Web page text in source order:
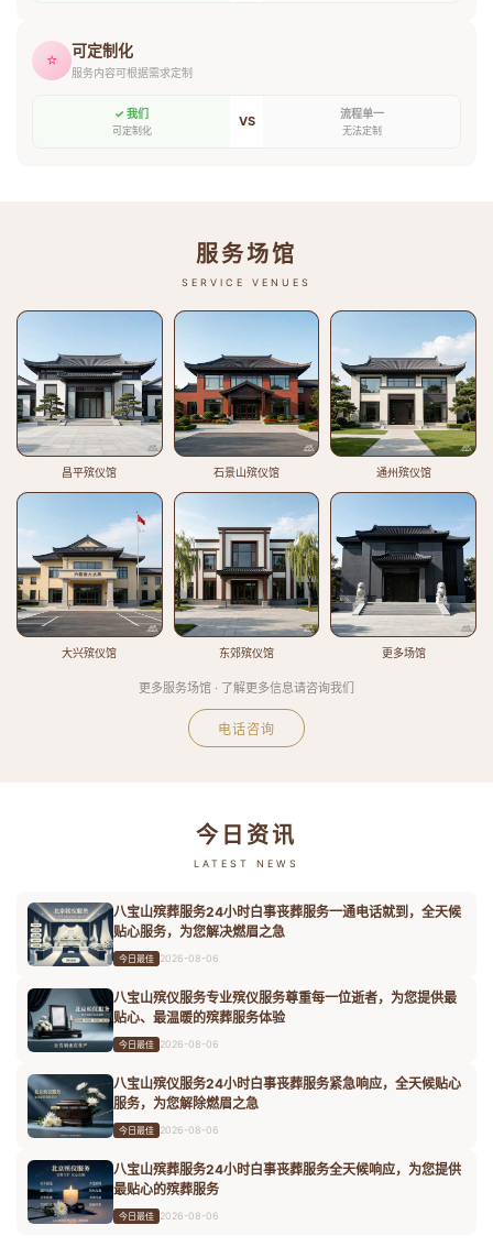
⭐ 可定制化
服务内容可根据需求定制
✓ 我们
可定制化
VS 流程单一
无法定制
服务场馆
SERVICE VENUES
昌平殡仪馆 石景山殡仪馆 通州殡仪馆
大兴殡仪馆 东郊殡仪馆 更多场馆
更多服务场馆 · 了解更多信息请咨询我们
电话咨询
今日资讯
LATEST NEWS
八宝山殡葬服务24小时白事丧葬服务一通电话就到，全天候
贴心服务，为您解决燃眉之急
今日最佳 2026-08-06
八宝山殡仪服务专业殡仪服务尊重每一位逝者，为您提供最
贴心、最温暖的殡葬服务体验
今日最佳 2026-08-06
八宝山殡仪服务24小时白事丧葬服务紧急响应，全天候贴心
服务，为您解除燃眉之急
今日最佳 2026-08-06
八宝山殡葬服务24小时白事丧葬服务全天候响应，为您提供
最贴心的殡葬服务
今日最佳 2026-08-06